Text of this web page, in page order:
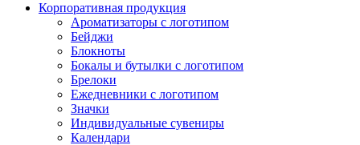
Корпоративная продукция
Ароматизаторы с логотипом
Бейджи
Блокноты
Бокалы и бутылки с логотипом
Брелоки
Ежедневники с логотипом
Значки
Индивидуальные сувениры
Календари